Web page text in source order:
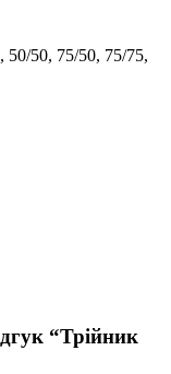
50/50, 75/50, 75/75,
“Трійник